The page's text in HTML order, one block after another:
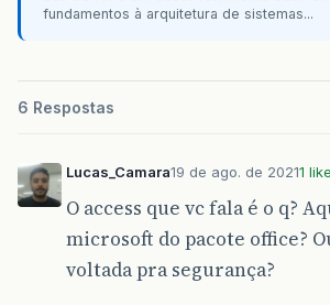
fundamentos à arquitetura de sistemas...
6 Respostas
Lucas_Camara19 de ago. de 20211 like
O access que vc fala é o q?
microsoft do pacote office?
voltada pra segurança?